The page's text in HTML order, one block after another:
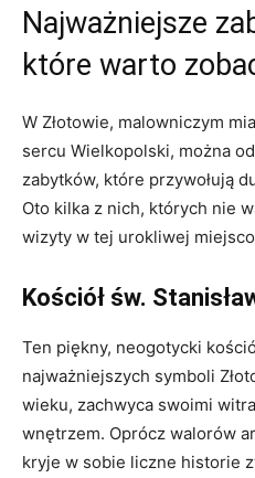
Najważniejsze
które warto
W ⁤Złotowie, malowniczym
sercu Wielkopolski, można
zabytków, które przywołują
Oto ⁢kilka z nich, których nie
wizyty‌ w tej urokliwej
Kościół św.
Ten piękny, neogotycki
najważniejszych symboli
wieku, zachwyca swoimi
wnętrzem. Oprócz‌ walorów
⁤kryje w sobie liczne ⁤historie